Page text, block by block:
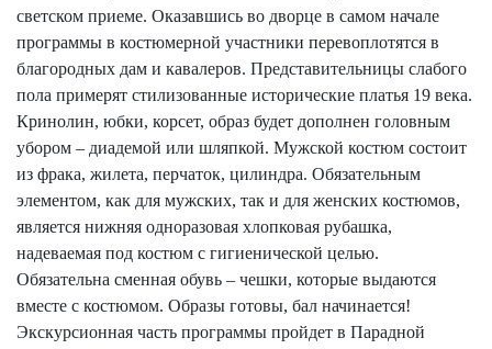
светском приеме. Оказавшись во дворце в самом начале
программы в костюмерной участники перевоплотятся в
благородных дам и кавалеров. Представительницы слабого
пола примерят стилизованные исторические платья 19 века.
Кринолин, юбки, корсет, образ будет дополнен головным
убором – диадемой или шляпкой. Мужской костюм состоит
из фрака, жилета, перчаток, цилиндра. Обязательным
элементом, как для мужских, так и для женских костюмов,
является нижняя одноразовая хлопковая рубашка,
надеваемая под костюм с гигиенической целью.
Обязательна сменная обувь – чешки, которые выдаются
вместе с костюмом. Образы готовы, бал начинается!
Экскурсионная часть программы пройдет в Парадной